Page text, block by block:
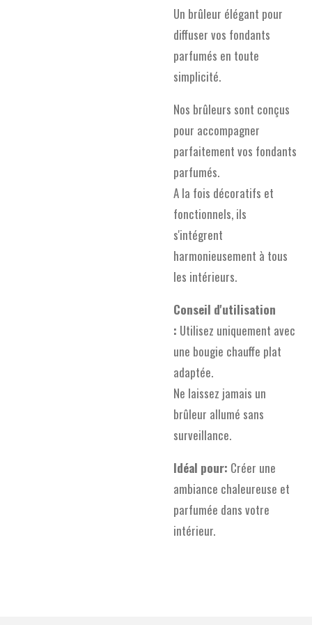
Un brûleur élégant pour
diffuser vos fondants
parfumés en toute
simplicité.
Nos brûleurs sont conçus
pour accompagner
parfaitement vos fondants
parfumés.
A la fois décoratifs et
fonctionnels, ils
s'intégrent
harmonieusement à tous
les intérieurs.
Conseil d'utilisation
: Utilisez uniquement avec
une bougie chauffe plat
adaptée.
Ne laissez jamais un
brûleur allumé sans
surveillance.
Idéal pour: Créer une
ambiance chaleureuse et
parfumée dans votre
intérieur.